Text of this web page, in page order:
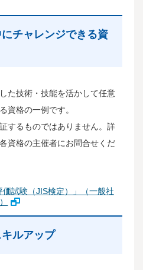
チャレンジできる資
た技術・技能を活かして任意
資格の一例です。
するものではありません。詳
資格の主催者にお問合せくだ
価試験（JIS検定）」（一般社
ルアップ